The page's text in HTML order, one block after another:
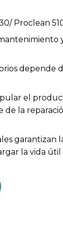
Proclean
depende
el
de la
garantizan
la vida